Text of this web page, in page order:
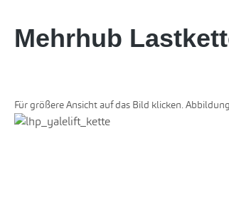
Mehrhub
Für größere Ansicht auf das Bild klicken.
Bildergalerie überspringen